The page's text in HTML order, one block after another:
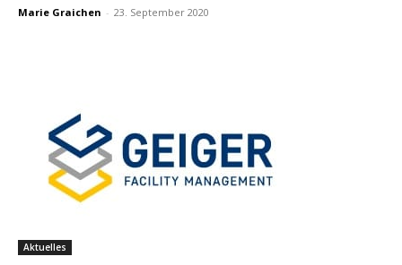
Marie Graichen - 23. September 2020
Aktuelles